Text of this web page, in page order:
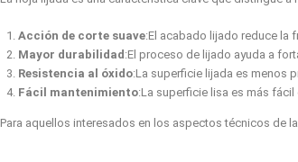
Acción de corte suave:El acabado lijado reduce la
Mayor durabilidad :El proceso de lijado ayuda a
Resistencia al óxido:La superficie lijada es menos
Fácil mantenimiento:La superficie lisa es más
Para aquellos interesados en los aspectos técnicos de